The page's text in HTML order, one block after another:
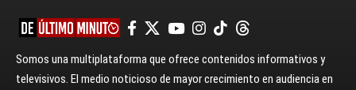
Somos una multiplataforma que ofrece contenidos informativos y
televisivos. El medio noticioso de mayor crecimiento en audiencia en